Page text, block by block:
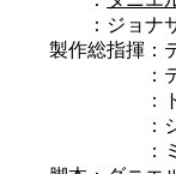
：ジョナ
製作総指揮：
：テリー
：トッ
：ジョシ
：ミシ